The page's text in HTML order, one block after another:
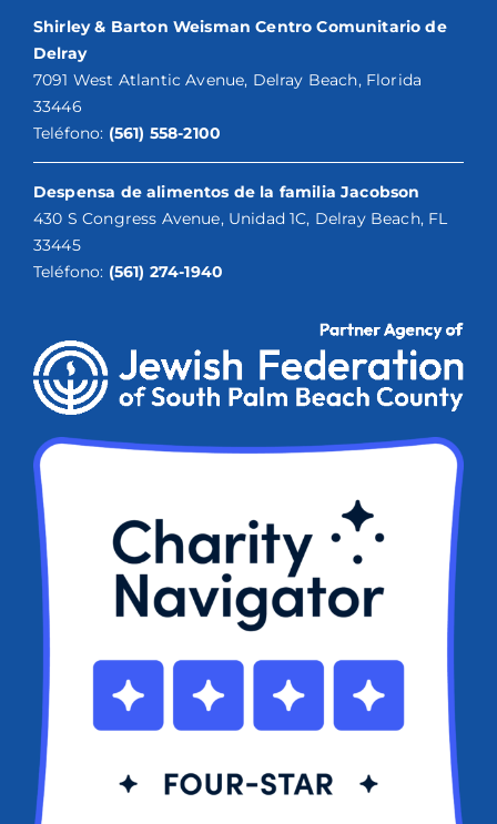
Shirley & Barton Weisman Centro Comunitario de
Delray
7091 West Atlantic Avenue, Delray Beach, Florida
33446
Teléfono: (561) 558-2100
Despensa de alimentos de la familia Jacobson
430 S Congress Avenue, Unidad 1C, Delray Beach, FL
33445
Teléfono: (561) 274-1940